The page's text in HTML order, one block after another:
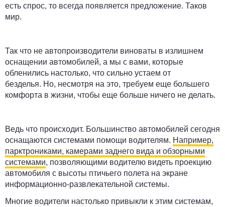
есть спрос, то всегда появляется предложение. Таков
мир.
Так что не автопроизводители виноваты в излишнем
оснащении автомобилей, а мы с вами, которые
обленились настолько, что сильно устаем от
безделья. Но, несмотря на это, требуем еще большего
комфорта в жизни, чтобы еще больше ничего не делать.
Ведь что происходит. Большинство автомобилей сегодня
оснащаются системами помощи водителям. Например,
парктрониками, камерами заднего вида и обзорными
системами, позволяющими водителю видеть проекцию
автомобиля с высоты птичьего полета на экране
информационно-развлекательной системы.
Многие водители настолько привыкли к этим системам,